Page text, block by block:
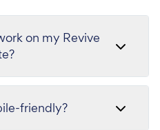
on my Revive
friendly?